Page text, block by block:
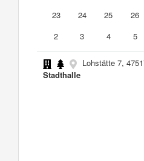
23
24 25 26
2
3 4 5
Lohstätte 7,
Stadthalle